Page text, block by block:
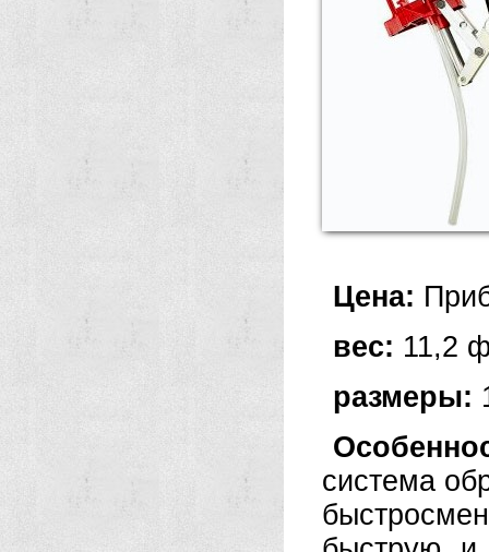
Цена:
вес: 11,2
размеры:
система